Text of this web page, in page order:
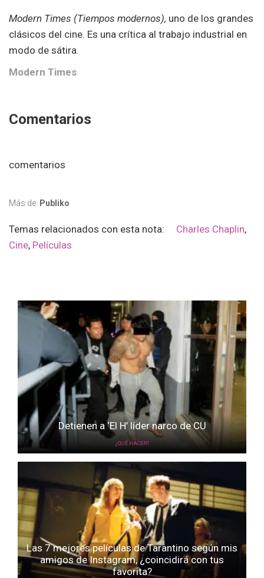
Modern Times (Tiempos modernos), uno de los grandes
clásicos del cine. Es una crítica al trabajo industrial en
modo de sátira.
Modern Times
Comentarios
comentarios
Más de: Publiko
Temas relacionados con esta nota: Charles Chaplin,
Cine, Películas
Detienen a ‘El H’ líder narco de CU
¿QUÉ HACER?
Las 7 mejores películas de Tarantino según mis
amigos de Instagram, ¿coincidirá con tus
favorita?